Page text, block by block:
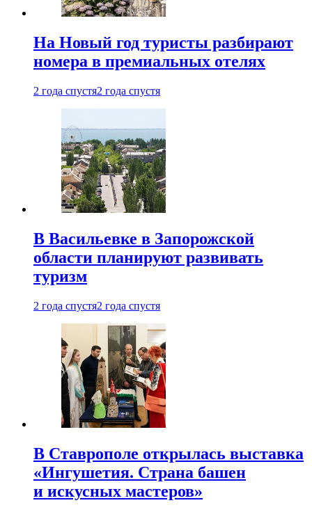
На Новый год туристы разбирают
номера в премиальных отелях
2 года спустя2 года спустя
В Васильевке в Запорожской
области планируют развивать
туризм
2 года спустя2 года спустя
В Ставрополе открылась выставка
«Ингушетия. Страна башен
и искусных мастеров»